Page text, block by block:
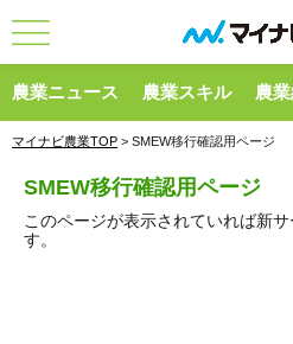
農業ニュース 農業スキル 農
マイナビ農業TOP > SMEW移行確認用ページ
SMEW移行確認用ページ
このページが表示されていれば新
す。